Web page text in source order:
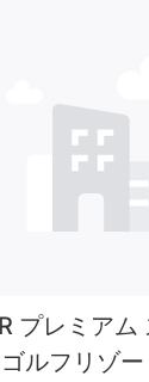
プレミアム
ルフリゾー